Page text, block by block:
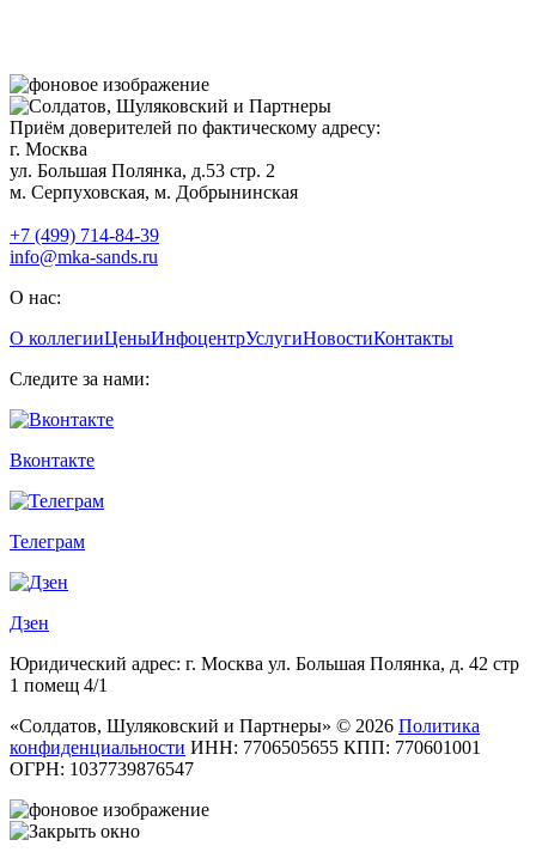
Приём доверителей по фактическому адресу:
г. Москва
ул. Большая Полянка, д.53 стр. 2
м. Серпуховская, м. Добрынинская
+7 (499) 714-84-39
info@mka-sands.ru
О нас:
О коллегииЦеныИнфоцентрУслугиНовостиКонтакты
Следите за нами:
Вконтакте
Телеграм
Дзен
Юридический адрес: г. Москва ул. Большая Полянка, д. 42 стр
1 помещ 4/1
«Солдатов, Шуляковский и Партнеры» © 2026 Политика
конфиденциальности ИНН: 7706505655 КПП: 770601001
ОГРН: 1037739876547